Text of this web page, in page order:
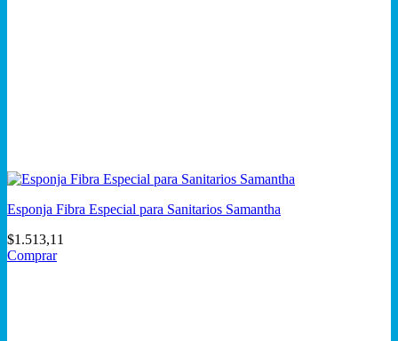
Esponja Fibra Especial para Sanitarios Samantha
$1.513,11
Comprar